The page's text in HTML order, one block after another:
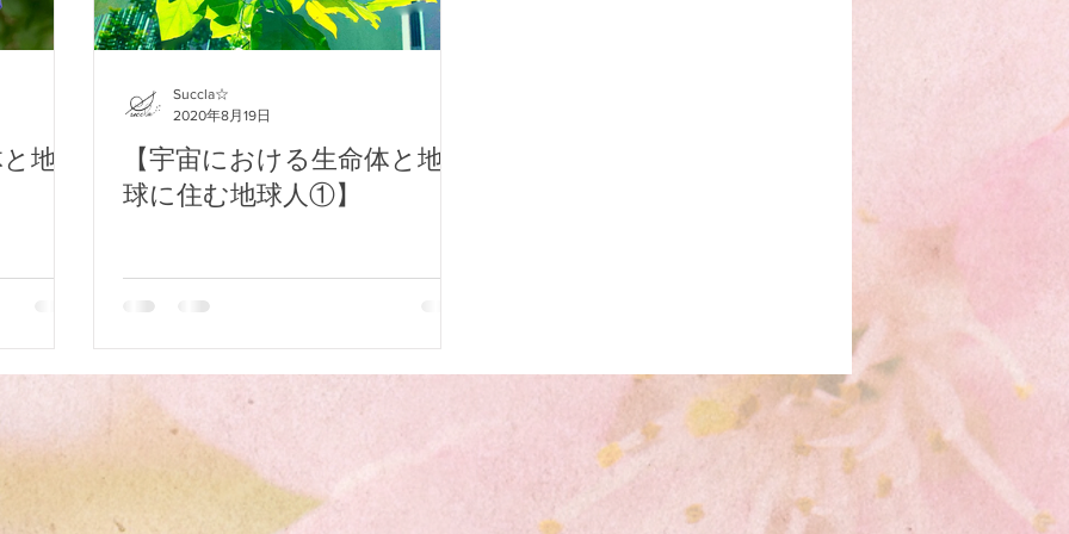
命を背負った息子の覚悟 溢れ出る涙とありがとう
地
【宇宙における生命体と地
球に住む地球人①】
Succla☆
2020年8月19日